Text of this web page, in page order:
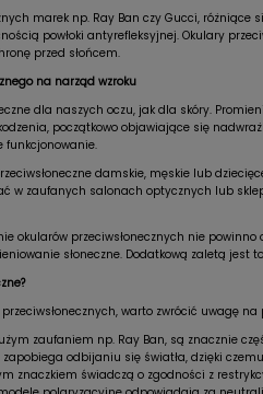
marek np. Ray Ban czy Gucci,
powłoki antyrefleksyjnej. Okulary
przed słońcem.
na narząd wzroku
dla naszych oczu, jak dla skóry.
początkowo objawiające się
funkcjonowanie.
damskie, męskie lub
w zaufanych salonach optycznych lub
okularów przeciwsłonecznych nie
słoneczne. Dodatkową zaletą jest
warto zwrócić uwagę
zaufaniem np. Ray Ban, są znacznie
odbijaniu się światła, dzięki
znaczkiem świadczą o zgodności z